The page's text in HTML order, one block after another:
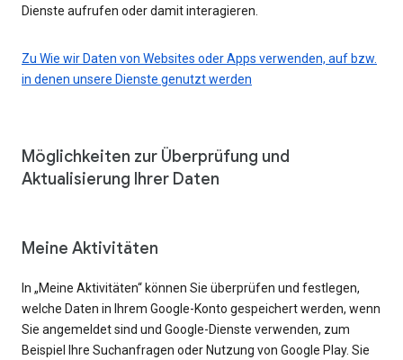
Dienste aufrufen oder damit interagieren.
Zu Wie wir Daten von Websites oder Apps verwenden, auf bzw.
in denen unsere Dienste genutzt werden
Möglichkeiten zur Überprüfung und
Aktualisierung Ihrer Daten
Meine Aktivitäten
In „Meine Aktivitäten“ können Sie überprüfen und festlegen,
welche Daten in Ihrem Google-Konto gespeichert werden, wenn
Sie angemeldet sind und Google-Dienste verwenden, zum
Beispiel Ihre Suchanfragen oder Nutzung von Google Play. Sie